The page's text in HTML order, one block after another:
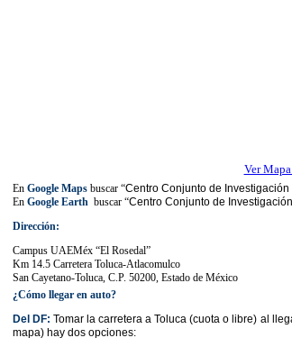
Ver
En Google Maps buscar “Centro Conjunto de
En Google Earth buscar “Centro Conjunto de
Dirección:
Campus UAEMéx “El Rosedal”
Km 14.5 Carretera Toluca-Atlacomulco
San Cayetano-Toluca, C.P. 50200, Estado de México
¿Cómo llegar en auto?
Del DF: Tomar la carretera a Toluca (cuota o libre) al
mapa) hay dos opciones: